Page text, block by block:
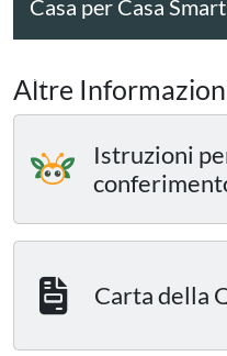
Casa per Casa
Altre
Istruzioni
Carta della